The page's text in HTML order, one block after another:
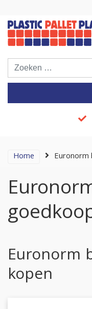
Plastic Pallet Plaza
Plastic Pallets Plaza, de
Europa!
Home Euronorm
Euronorm
kopen